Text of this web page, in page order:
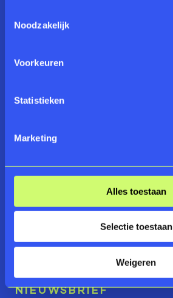
Noodzakelijk
Voorkeuren
Statistieken
Marketing
Alles toestaan
Selectie toestaan
Weigeren
053-2012000
NAVIGEER NAAR HET MUSEUM
KOOP TICKETS
Goed om te weten
Actueel
Missie & visie
NIEUWSBRIEF